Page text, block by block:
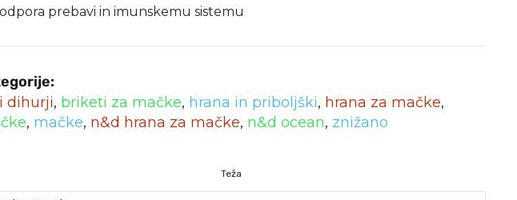
prebavi in imunskemu sistemu
dihurji, briketi za mačke, hrana in priboljški, hrana za mačke,
, mačke, n&d hrana za mačke, n&d ocean, znižano
Teža